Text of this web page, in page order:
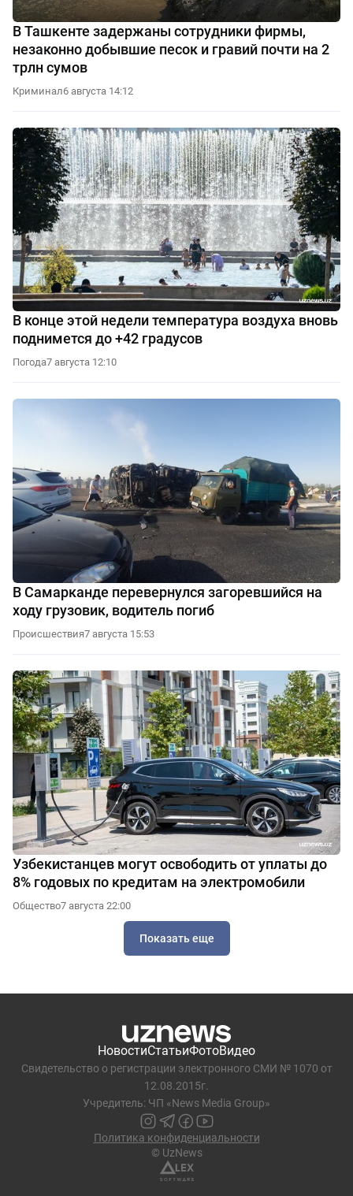
В Ташкенте задержаны сотрудники фирмы,
незаконно добывшие песок и гравий почти на 2
трлн сумов
Криминал6 августа 14:12
В конце этой недели температура воздуха вновь
поднимется до +42 градусов
Погода7 августа 12:10
В Самарканде перевернулся загоревшийся на
ходу грузовик, водитель погиб
Происшествия7 августа 15:53
Узбекистанцев могут освободить от уплаты до
8% годовых по кредитам на электромобили
Общество7 августа 22:00
Показать еще
НовостиСтатьиФотоВидео
Свидетельство о регистрации электронного СМИ № 1070 от
12.08.2015г.
Учредитель: ЧП «News Media Group»
Политика конфиденциальности
© UzNews